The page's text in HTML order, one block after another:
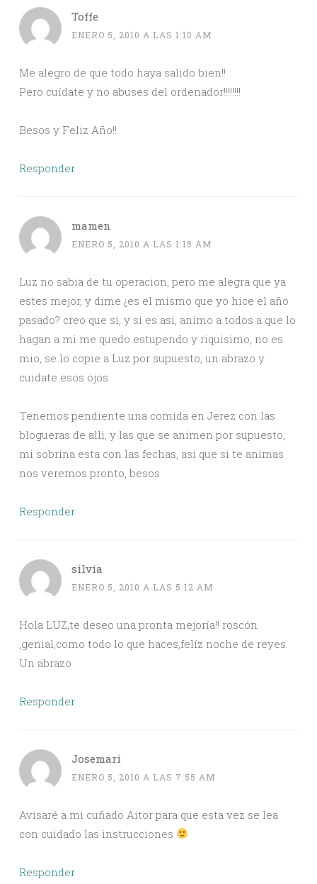
Toffe
ENERO 5, 2010 A LAS 1:10 AM
Me alegro de que todo haya salido bien!!
Pero cuídate y no abuses del ordenador!!!!!!!!
Besos y Feliz Año!!
Responder
mamen
ENERO 5, 2010 A LAS 1:15 AM
Luz no sabia de tu operacion, pero me alegra que ya
estes mejor, y dime ¿es el mismo que yo hice el año
pasado? creo que si, y si es asi, animo a todos a que lo
hagan a mi me quedo estupendo y riquisimo, no es
mio, se lo copie a Luz por supuesto, un abrazo y
cuidate esos ojos
Tenemos pendiente una comida en Jerez con las
blogueras de alli, y las que se animen por supuesto,
mi sobrina esta con las fechas, asi que si te animas
nos veremos pronto, besos
Responder
silvia
ENERO 5, 2010 A LAS 5:12 AM
Hola LUZ,te deseo una pronta mejoría!! roscón
,genial,como todo lo que haces,felíz noche de reyes.
Un abrazo
Responder
Josemari
ENERO 5, 2010 A LAS 7:55 AM
Avisaré a mi cuñado Aitor para que esta vez se lea
con cuidado las instrucciones
Responder